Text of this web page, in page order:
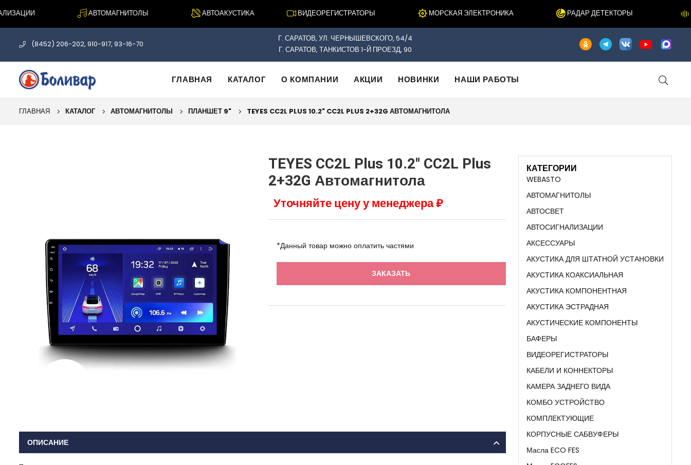
АВТОМАГНИТОЛЫ АВТОАКУСТИКА ВИДЕОРЕГИСТРАТОРЫ МОРСКАЯ ЭЛЕКТРОНИКА РАДАР ДЕТЕКТОРЫ
(8452) 206-202, 910-917, 93-16-70
Г. САРАТОВ, УЛ. ЧЕРНЫШЕВСКОГО, 54/4
Г. САРАТОВ, ТАНКИСТОВ 1-Й ПРОЕЗД, 90
ГЛАВНАЯ КАТАЛОГ О КОМПАНИИ АКЦИИ НОВИНКИ НАШИ РАБОТЫ
ГЛАВНАЯ КАТАЛОГ АВТОМАГНИТОЛЫ ПЛАНШЕТ 9" TEYES CC2L PLUS 10.2" CC2L PLUS 2+32G АВТОМАГНИТОЛА
TEYES CC2L Plus 10.2" CC2L Plus
2+32G Автомагнитола
Уточняйте цену у менеджера ₽
*Данный товар можно оплатить частями
ЗАКАЗАТЬ
ОПИСАНИЕ
КАТЕГОРИИ
WEBASTO
АВТОМАГНИТОЛЫ
АВТОСВЕТ
АВТОСИГНАЛИЗАЦИИ
АКСЕССУАРЫ
АКУСТИКА ДЛЯ ШТАТНОЙ УСТАНОВКИ
АКУСТИКА КОАКСИАЛЬНАЯ
АКУСТИКА КОМПОНЕНТНАЯ
АКУСТИКА ЭСТРАДНАЯ
АКУСТИЧЕСКИЕ КОМПОНЕНТЫ
БАФЕРЫ
ВИДЕОРЕГИСТРАТОРЫ
КАБЕЛИ И КОННЕКТОРЫ
КАМЕРА ЗАДНЕГО ВИДА
КОМБО УСТРОЙСТВО
КОМПЛЕКТУЮЩИЕ
КОРПУСНЫЕ САБВУФЕРЫ
Масла ECO FES